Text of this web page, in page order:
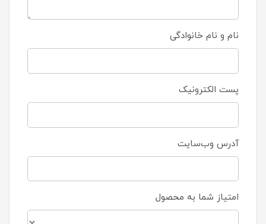
نام و نام خانوادگی
پست الکترونیک
آدرس وب‌سایت
امتیاز شما به محصول